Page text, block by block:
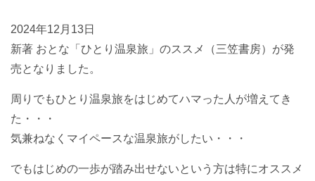
2024年12月13日
新著 おとな「ひとり温泉旅」のススメ（三笠書房）が発
売となりました。
周りでもひとり温泉旅をはじめてハマった人が増えてき
た・・・
気兼ねなくマイペースな温泉旅がしたい・・・
でもはじめの一歩が踏み出せないという方は特にオススメ